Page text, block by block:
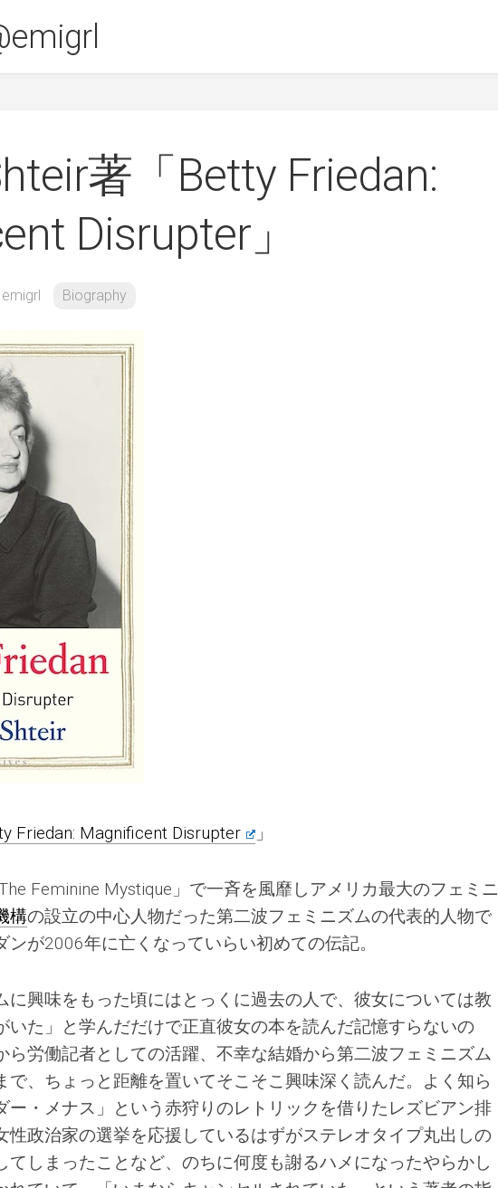
著「Betty Friedan:
Disrupter」
emigrl Biography
Friedan: Magnificent Disrupter 」
Feminine Mystique」で一斉を風靡しアメリカ最大のフェミニ
構の設立の中心人物だった第二波フェミニズムの代表的人物で
ンが2006年に亡くなっていらい初めての伝記。
に興味をもった頃にはとっくに過去の人で、彼女については教
いた」と学んだだけで正直彼女の本を読んだ記憶すらないの
ら労働記者としての活躍、不幸な結婚から第二波フェミニズム
で、ちょっと距離を置いてそこそこ興味深く読んだ。よく知ら
ー・メナス」という赤狩りのレトリックを借りたレズビアン排
性政治家の選挙を応援しているはずがステレオタイプ丸出しの
てしまったことなど、のちに何度も謝るハメになったやらかし